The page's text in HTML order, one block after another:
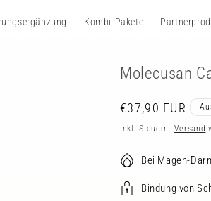
Kombi-Pakete
Molecusan
Normaler
Preis
€37,90 EUR
Inkl. Steuern. Versand
Bei Magen-
Bindung von